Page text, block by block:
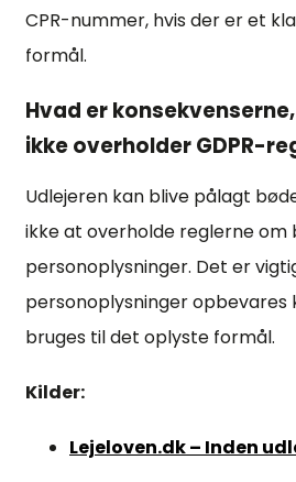
CPR-nummer, hvis der er et
formål.
Hvad er
ikke overholder GDPR-
Udlejeren kan blive pålagt
ikke at overholde reglerne om
personoplysninger. Det er
personoplysninger opbevares
bruges til det oplyste formål.
Kilder:
Lejeloven.dk – Inden